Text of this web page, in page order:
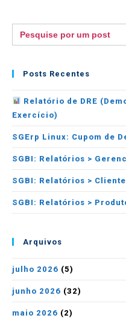
Search
for:
Posts Recentes
Relatório de DRE
Exercício)
SGErp Linux: Cupom de
SGBI: Relatórios >
SGBI: Relatórios >
SGBI: Relatórios >
Arquivos
julho 2026 (5)
junho 2026 (32)
maio 2026 (2)